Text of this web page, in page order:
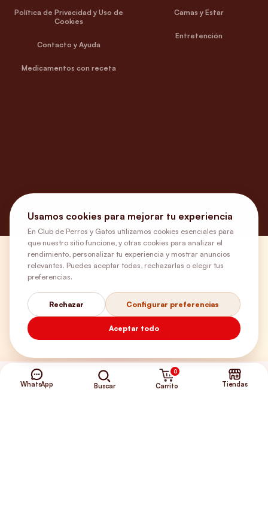
Política de Privacidad y Uso de
Cookies
Contacto y Ayuda
Medicamentos con receta
Camas y Estar
Entretención
¿Necesitas ayuda?
+56 9 5646 8188
WhatsApp Buscar
0
Carrito Tiendas
Usamos cookies para mejorar tu experiencia
En Club de Perros y Gatos utilizamos cookies esenciales para
que nuestro sitio funcione, y otras cookies para analizar el
rendimiento, personalizar tu experiencia y mostrar anuncios
relevantes. Puedes aceptar todas, rechazarlas o elegir tus
preferencias.
Rechazar Configurar preferencias
Aceptar todo